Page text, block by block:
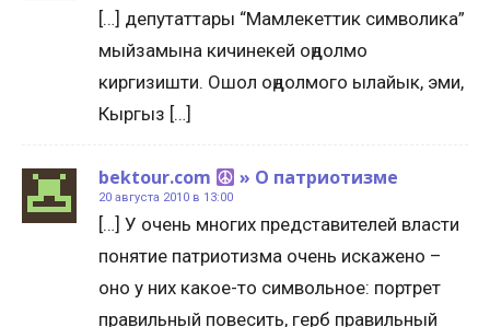
[…] депутаттары “Мамлекеттик символика”
мыйзамына кичинекей оңдолмо
киргизишти. Ошол оңдолмого ылайык, эми,
Кыргыз […]
bektour.com » О патриотизме
20 августа 2010 в 13:00
[…] У очень многих представителей власти
понятие патриотизма очень искажено –
оно у них какое-то символьное: портрет
правильный повесить, герб правильный